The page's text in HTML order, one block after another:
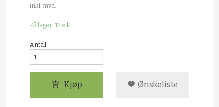
inkl. mva.
På lager: 12 stk.
Antall
Kjøp Ønskeliste